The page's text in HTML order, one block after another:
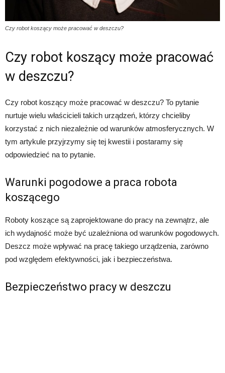
Czy robot koszący może pracować w deszczu?
Czy robot koszący może pracować
w deszczu?
Czy robot koszący może pracować w deszczu? To pytanie
nurtuje wielu właścicieli takich urządzeń, którzy chcieliby
korzystać z nich niezależnie od warunków atmosferycznych. W
tym artykule przyjrzymy się tej kwestii i postaramy się
odpowiedzieć na to pytanie.
Warunki pogodowe a praca robota
koszącego
Roboty koszące są zaprojektowane do pracy na zewnątrz, ale
ich wydajność może być uzależniona od warunków pogodowych.
Deszcz może wpływać na pracę takiego urządzenia, zarówno
pod względem efektywności, jak i bezpieczeństwa.
Bezpieczeństwo pracy w deszczu